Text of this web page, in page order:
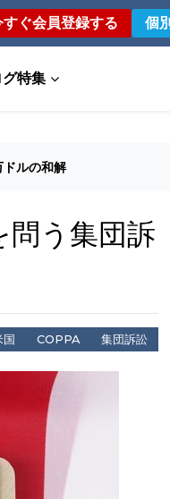
すぐ会員登録する 個
グ特集
ルの和解
う集団訴
国 COPPA 集団訴訟